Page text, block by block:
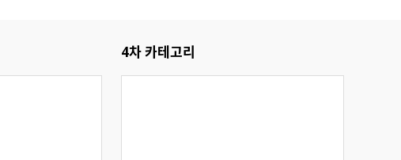
4차 카테고리